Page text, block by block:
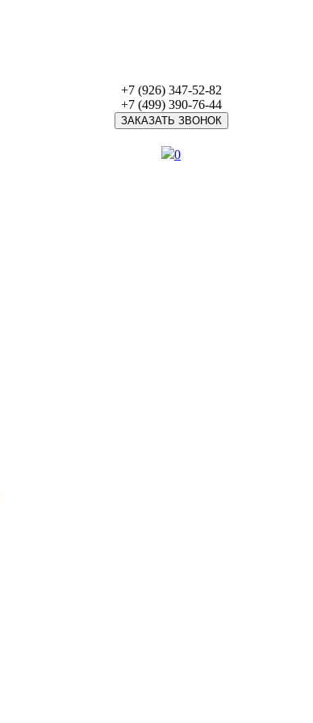
+7 (926) 347-52-82
+7 (499) 390-76-44
ЗАКАЗАТЬ ЗВОНОК
0